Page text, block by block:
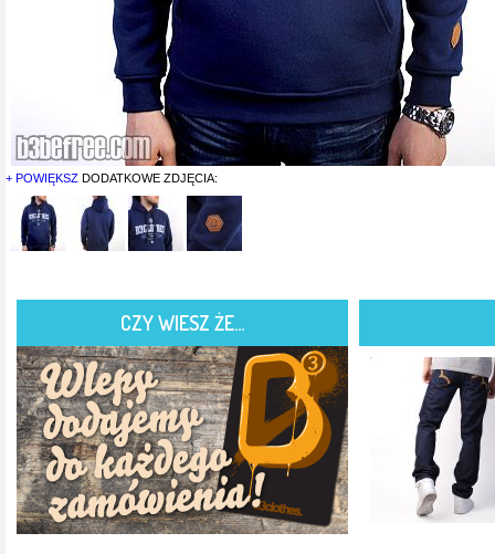
+ POWIĘKSZ DODATKOWE ZDJĘCIA:
CZY WIESZ ŻE...